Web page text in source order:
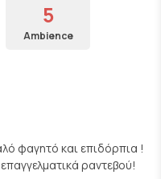
5
Ambience
φαγητό και επιδόρπια !
ραντεβού!